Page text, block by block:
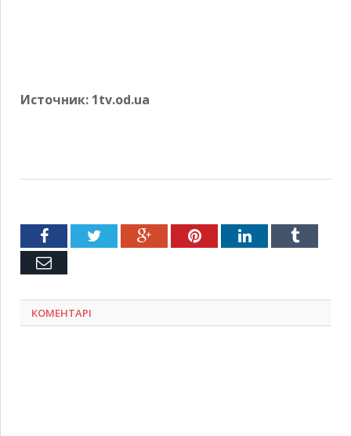
Источник: 1tv.od.ua
FacebookTwitter Google+PinterestLinkedInTumblr
Емейл
КОМЕНТАРІ